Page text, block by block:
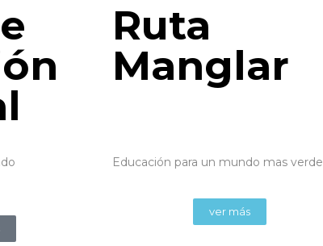
Ruta
Manglar
Educación para un mundo mas verde
ver más